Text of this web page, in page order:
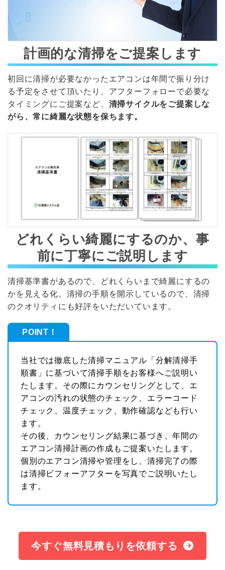
計画的な清掃をご提案します
初回に清掃が必要なかったエアコンは年間で振り分け
る予定をさせて頂いたり、アフターフォローで必要な
タイミングにご提案など、 清掃サイクルをご提案しな
がら、常に綺麗な状態を保ちます。
どれくらい綺麗にするのか、事
前に丁寧にご説明します
清掃基準書があるので、どれくらいまで綺麗にするの
かを見える化。清掃の手順を開示しているので、清掃
のクオリティにも好評をいただいています。
POINT！
当社では徹底した清掃マニュアル「分解清掃手
順書」に基づいて清掃手順をお客様へご説明い
たします。その際にカウンセリングとして、エ
アコンの汚れの状態のチェック、エラーコード
チェック、温度チェック、動作確認なども行い
ます。
その後、カウンセリング結果に基づき、年間の
エアコン清掃計画の作成もご提案いたします。
個別のエアコン清掃や管理をし、清掃完了の際
は清掃ビフォーアフターを写真でご説明いたし
ます。
今すぐ無料見積もりを依頼する